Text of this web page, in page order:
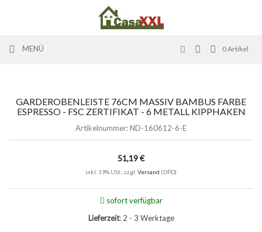
MENÜ 0Artikel
GARDEROBENLEISTE 76CM MASSIV BAMBUS FARBE
ESPRESSO - FSC ZERTIFIKAT - 6 METALL KIPPHAKEN
Artikelnummer:ND-160612-6-E
51,19 €
inkl. 19% USt., zzgl. Versand (DPD)
sofort verfügbar
Lieferzeit: 2 - 3 Werktage